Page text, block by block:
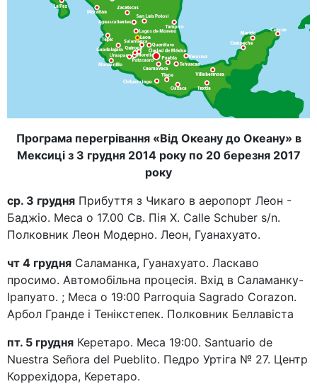
Програма перегрівання «Від Океану до Океану» в
Мексиці з 3 грудня 2014 року по 20 березня 2017
року
ср. 3 грудня Прибуття з Чикаго в аеропорт Леон -
Баджіо. Меса о 17.00 Св. Пія X. Calle Schuber s/n.
Полковник Леон Модерно. Леон, Гуанахуато.
чт 4 грудня Саламанка, Гуанахуато. Ласкаво
просимо. Автомобільна процесія. Вхід в Саламанку-
Ірапуато. ; Меса о 19:00 Parroquia Sagrado Corazon.
Арбол Гранде і Тенікстепек. Полковник Беллавіста
пт. 5 грудня Керетаро. Меса 19:00. Santuario de
Nuestra Señora del Pueblito. Педро Уртіга № 27. Центр
Коррехідора, Керетаро.